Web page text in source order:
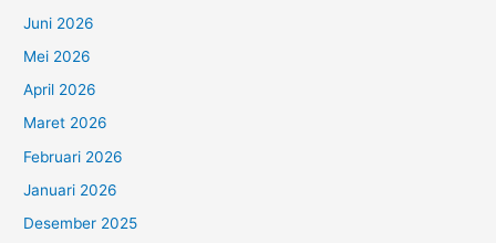
Juni 2026
Mei 2026
April 2026
Maret 2026
Februari 2026
Januari 2026
Desember 2025